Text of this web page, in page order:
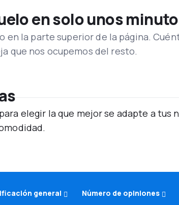
en solo unos
en la parte superior de la página.
que nos ocupemos del resto.
elegir la que mejor se adapte a
general Número de opiniones